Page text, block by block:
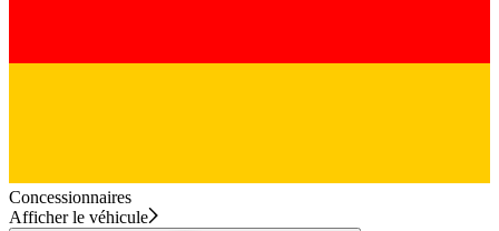
Concessionnaires
Afficher le véhicule